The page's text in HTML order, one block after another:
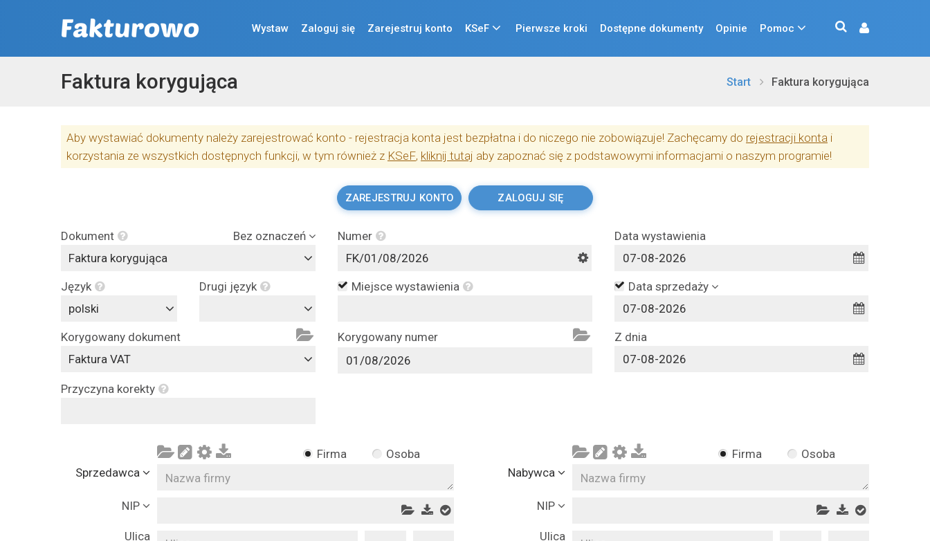
Wystaw Zaloguj się Zarejestruj konto KSeF Pierwsze kroki Dostępne dokumenty Opinie Pomoc
Faktura korygująca Start Faktura korygująca
Aby wystawiać dokumenty należy zarejestrować konto - rejestracja konta jest bezpłatna i do niczego nie zobowiązuje! Zachęcamy do rejestracji konta i
korzystania ze wszystkich dostępnych funkcji, w tym również z KSeF, kliknij tutaj aby zapoznać się z podstawowymi informacjami o naszym programie!
ZAREJESTRUJ KONTO ZALOGUJ SIĘ
Dokument
Bez oznaczeń
Faktura korygująca
Numer Data wystawienia
Język
polski
Drugi język Miejsce wystawienia Data sprzedaży
Korygowany dokument
Faktura VAT
Korygowany numer Z dnia
Przyczyna korekty
Firma
Osoba
Sprzedawca
NIP
Ulica
Firma
Osoba
Nabywca
NIP
Ulica